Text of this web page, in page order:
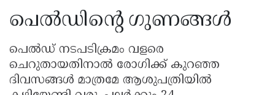
പെൽഡിന്റെ ഗുണങ്ങൾ
പെൽഡ് നടപടിക്രമം വളരെ
ചെറുതായതിനാൽ രോഗിക്ക് കുറഞ്ഞ
ദിവസങ്ങൾ മാത്രമേ ആശുപത്രിയിൽ